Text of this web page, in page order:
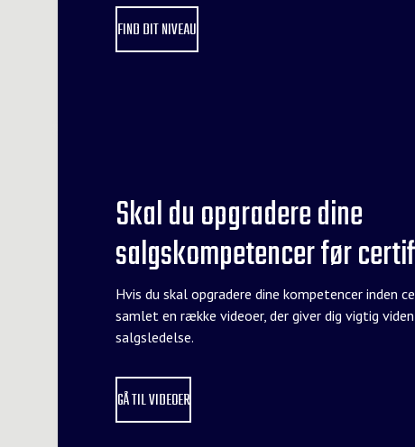
FIND DIT NIVEAU
Skal du opgradere dine
salgskompetencer før
Hvis du skal opgradere dine kompetencer inden
samlet en række videoer, der giver dig vigtig
salgsledelse.
GÅ TIL VIDEOER